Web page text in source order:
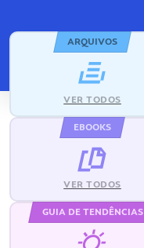
ARQUIVOS
VER TODOS
EBOOKS
VER TODOS
GUIA DE TENDÊNCIAS